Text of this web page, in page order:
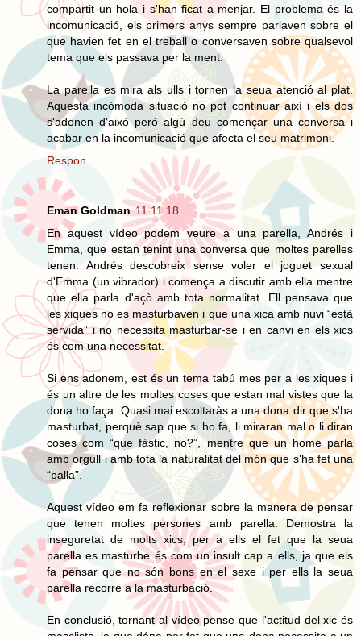
compartit un hola i s'han ficat a menjar. El problema és la
incomunicació, els primers anys sempre parlaven sobre el
que havien fet en el treball o conversaven sobre qualsevol
tema que els passava per la ment.
La parella es mira als ulls i tornen la seua atenció al plat.
Aquesta incòmoda situació no pot continuar així i els dos
s'adonen d'això però algú deu començar una conversa i
acabar en la incomunicació que afecta el seu matrimoni.
Respon
Eman Goldman 11.11.18
En aquest vídeo podem veure a una parella, Andrés i
Emma, que estan tenint una conversa que moltes parelles
tenen. Andrés descobreix sense voler el joguet sexual
d'Emma (un vibrador) i comença a discutir amb ella mentre
que ella parla d'açò amb tota normalitat. Ell pensava que
les xiques no es masturbaven i que una xica amb nuvi “està
servida” i no necessita masturbar-se i en canvi en els xics
és com una necessitat.
Si ens adonem, est és un tema tabú mes per a les xiques i
és un altre de les moltes coses que estan mal vistes que la
dona ho faça. Quasi mai escoltaràs a una dona dir que s'ha
masturbat, perquè sap que si ho fa, li miraran mal o li diran
coses com “que fàstic, no?”, mentre que un home parla
amb orgull i amb tota la naturalitat del món que s'ha fet una
“palla”.
Aquest vídeo em fa reflexionar sobre la manera de pensar
que tenen moltes persones amb parella. Demostra la
inseguretat de molts xics, per a ells el fet que la seua
parella es masturbe és com un insult cap a ells, ja que els
fa pensar que no són bons en el sexe i per ells la seua
parella recorre a la masturbació.
En conclusió, tornant al vídeo pense que l'actitud del xic és